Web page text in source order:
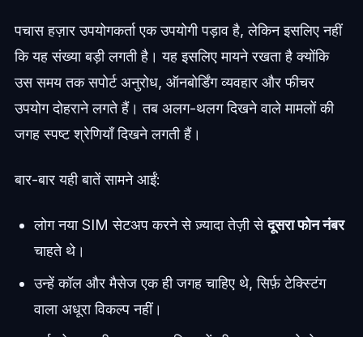
पचास हज़ार उपयोगकर्ता एक उपयोगी पड़ाव है, लेकिन इसलिए नहीं
कि यह संख्या बड़ी लगती है। यह इसलिए मायने रखता है क्योंकि
उस समय तक सपोर्ट अनुरोध, ऑनबोर्डिंग व्यवहार और फीचर
उपयोग दोहराने लगते हैं। तब अलग-थलग दिखने वाले मामलों की
जगह स्पष्ट श्रेणियाँ दिखने लगती हैं।
बार-बार यही बातें सामने आईं:
लोग नया SIM सेटअप करने से ज़्यादा तेज़ी सेदूसरा फोन नंबर
चाहते थे।
उन्हें कॉल और मैसेज एक ही जगह चाहिए थे, सिर्फ़ टेक्स्टिंग
वाला अधूरा विकल्प नहीं।